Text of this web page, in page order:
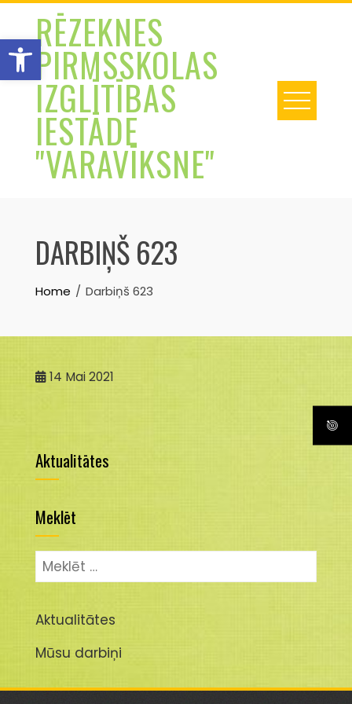
Open toolbar
Skip
contentRĒZEKNES
PIRMSSKOLAS
IZGLĪTĪBAS
IESTĀDE
"VARAVĪKSNE"
DARBIŅŠ 623
Home Darbiņš 623
14 Mai 2021
Aktualitātes
Meklēt
Meklēt:
Aktualitātes
Mūsu darbiņi